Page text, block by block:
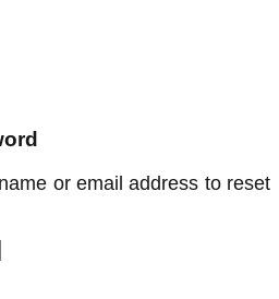
or email address to reset